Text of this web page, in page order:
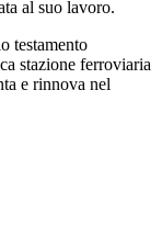
al suo lavoro.
testamento
stazione ferroviaria
e rinnova nel